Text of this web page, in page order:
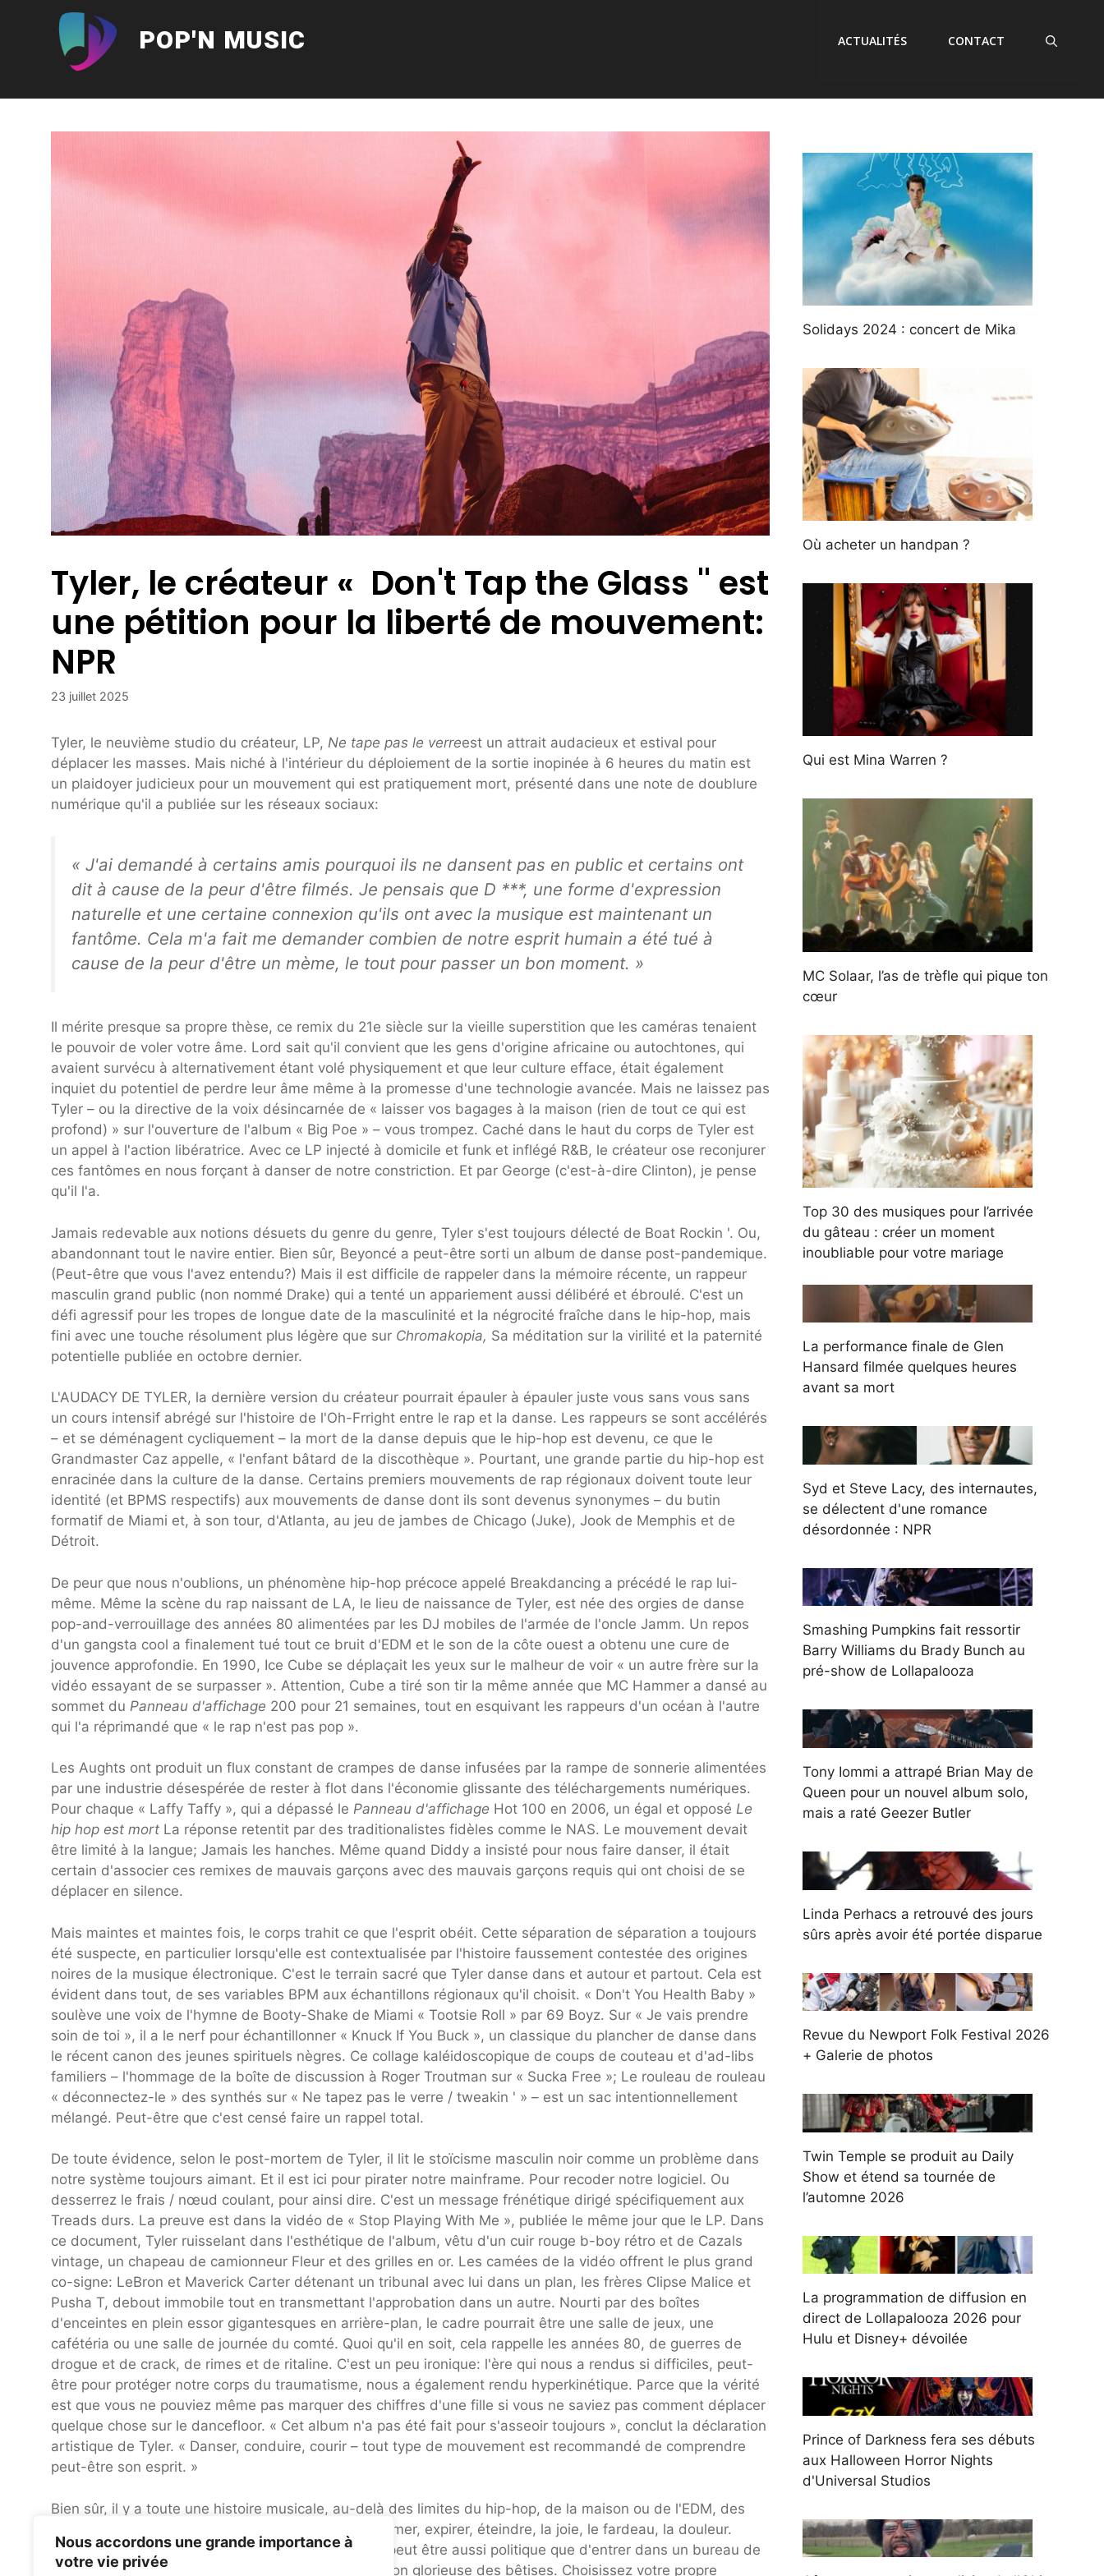
Nous accordons une grande importance à
votre vie privée
POP'N MUSIC ACTUALITÉS CONTACT
Tyler, le créateur « Don't Tap the Glass '' est
une pétition pour la liberté de mouvement:
NPR
23 juillet 2025
Tyler, le neuvième studio du créateur, LP, Ne tape pas le verreest un attrait audacieux et estival pour
déplacer les masses. Mais niché à l'intérieur du déploiement de la sortie inopinée à 6 heures du matin est
un plaidoyer judicieux pour un mouvement qui est pratiquement mort, présenté dans une note de doublure
numérique qu'il a publiée sur les réseaux sociaux:
« J'ai demandé à certains amis pourquoi ils ne dansent pas en public et certains ont
dit à cause de la peur d'être filmés. Je pensais que D ***, une forme d'expression
naturelle et une certaine connexion qu'ils ont avec la musique est maintenant un
fantôme. Cela m'a fait me demander combien de notre esprit humain a été tué à
cause de la peur d'être un mème, le tout pour passer un bon moment. »
Il mérite presque sa propre thèse, ce remix du 21e siècle sur la vieille superstition que les caméras tenaient
le pouvoir de voler votre âme. Lord sait qu'il convient que les gens d'origine africaine ou autochtones, qui
avaient survécu à alternativement étant volé physiquement et que leur culture efface, était également
inquiet du potentiel de perdre leur âme même à la promesse d'une technologie avancée. Mais ne laissez pas
Tyler – ou la directive de la voix désincarnée de « laisser vos bagages à la maison (rien de tout ce qui est
profond) » sur l'ouverture de l'album « Big Poe » – vous trompez. Caché dans le haut du corps de Tyler est
un appel à l'action libératrice. Avec ce LP injecté à domicile et funk et inflégé R&B, le créateur ose reconjurer
ces fantômes en nous forçant à danser de notre constriction. Et par George (c'est-à-dire Clinton), je pense
qu'il l'a.
Jamais redevable aux notions désuets du genre du genre, Tyler s'est toujours délecté de Boat Rockin '. Ou,
abandonnant tout le navire entier. Bien sûr, Beyoncé a peut-être sorti un album de danse post-pandemique.
(Peut-être que vous l'avez entendu?) Mais il est difficile de rappeler dans la mémoire récente, un rappeur
masculin grand public (non nommé Drake) qui a tenté un appariement aussi délibéré et ébroulé. C'est un
défi agressif pour les tropes de longue date de la masculinité et la négrocité fraîche dans le hip-hop, mais
fini avec une touche résolument plus légère que sur Chromakopia, Sa méditation sur la virilité et la paternité
potentielle publiée en octobre dernier.
L'AUDACY DE TYLER, la dernière version du créateur pourrait épauler à épauler juste vous sans vous sans
un cours intensif abrégé sur l'histoire de l'Oh-Frright entre le rap et la danse. Les rappeurs se sont accélérés
– et se déménagent cycliquement – la mort de la danse depuis que le hip-hop est devenu, ce que le
Grandmaster Caz appelle, « l'enfant bâtard de la discothèque ». Pourtant, une grande partie du hip-hop est
enracinée dans la culture de la danse. Certains premiers mouvements de rap régionaux doivent toute leur
identité (et BPMS respectifs) aux mouvements de danse dont ils sont devenus synonymes – du butin
formatif de Miami et, à son tour, d'Atlanta, au jeu de jambes de Chicago (Juke), Jook de Memphis et de
Détroit.
De peur que nous n'oublions, un phénomène hip-hop précoce appelé Breakdancing a précédé le rap lui-
même. Même la scène du rap naissant de LA, le lieu de naissance de Tyler, est née des orgies de danse
pop-and-verrouillage des années 80 alimentées par les DJ mobiles de l'armée de l'oncle Jamm. Un repos
d'un gangsta cool a finalement tué tout ce bruit d'EDM et le son de la côte ouest a obtenu une cure de
jouvence approfondie. En 1990, Ice Cube se déplaçait les yeux sur le malheur de voir « un autre frère sur la
vidéo essayant de se surpasser ». Attention, Cube a tiré son tir la même année que MC Hammer a dansé au
sommet du Panneau d'affichage 200 pour 21 semaines, tout en esquivant les rappeurs d'un océan à l'autre
qui l'a réprimandé que « le rap n'est pas pop ».
Les Aughts ont produit un flux constant de crampes de danse infusées par la rampe de sonnerie alimentées
par une industrie désespérée de rester à flot dans l'économie glissante des téléchargements numériques.
Pour chaque « Laffy Taffy », qui a dépassé le Panneau d'affichage Hot 100 en 2006, un égal et opposé Le
hip hop est mort La réponse retentit par des traditionalistes fidèles comme le NAS. Le mouvement devait
être limité à la langue; Jamais les hanches. Même quand Diddy a insisté pour nous faire danser, il était
certain d'associer ces remixes de mauvais garçons avec des mauvais garçons requis qui ont choisi de se
déplacer en silence.
Mais maintes et maintes fois, le corps trahit ce que l'esprit obéit. Cette séparation de séparation a toujours
été suspecte, en particulier lorsqu'elle est contextualisée par l'histoire faussement contestée des origines
noires de la musique électronique. C'est le terrain sacré que Tyler danse dans et autour et partout. Cela est
évident dans tout, de ses variables BPM aux échantillons régionaux qu'il choisit. « Don't You Health Baby »
soulève une voix de l'hymne de Booty-Shake de Miami « Tootsie Roll » par 69 Boyz. Sur « Je vais prendre
soin de toi », il a le nerf pour échantillonner « Knuck If You Buck », un classique du plancher de danse dans
le récent canon des jeunes spirituels nègres. Ce collage kaléidoscopique de coups de couteau et d'ad-libs
familiers – l'hommage de la boîte de discussion à Roger Troutman sur « Sucka Free »; Le rouleau de rouleau
« déconnectez-le » des synthés sur « Ne tapez pas le verre / tweakin ' » – est un sac intentionnellement
mélangé. Peut-être que c'est censé faire un rappel total.
De toute évidence, selon le post-mortem de Tyler, il lit le stoïcisme masculin noir comme un problème dans
notre système toujours aimant. Et il est ici pour pirater notre mainframe. Pour recoder notre logiciel. Ou
desserrez le frais / nœud coulant, pour ainsi dire. C'est un message frénétique dirigé spécifiquement aux
Treads durs. La preuve est dans la vidéo de « Stop Playing With Me », publiée le même jour que le LP. Dans
ce document, Tyler ruisselant dans l'esthétique de l'album, vêtu d'un cuir rouge b-boy rétro et de Cazals
vintage, un chapeau de camionneur Fleur et des grilles en or. Les camées de la vidéo offrent le plus grand
co-signe: LeBron et Maverick Carter détenant un tribunal avec lui dans un plan, les frères Clipse Malice et
Pusha T, debout immobile tout en transmettant l'approbation dans un autre. Nourti par des boîtes
d'enceintes en plein essor gigantesques en arrière-plan, le cadre pourrait être une salle de jeux, une
cafétéria ou une salle de journée du comté. Quoi qu'il en soit, cela rappelle les années 80, de guerres de
drogue et de crack, de rimes et de ritaline. C'est un peu ironique: l'ère qui nous a rendus si difficiles, peut-
être pour protéger notre corps du traumatisme, nous a également rendu hyperkinétique. Parce que la vérité
est que vous ne pouviez même pas marquer des chiffres d'une fille si vous ne saviez pas comment déplacer
quelque chose sur le dancefloor. « Cet album n'a pas été fait pour s'asseoir toujours », conclut la déclaration
artistique de Tyler. « Danser, conduire, courir – tout type de mouvement est recommandé de comprendre
peut-être son esprit. »
Bien sûr, il y a toute une histoire musicale, au-delà des limites du hip-hop, de la maison ou de l'EDM, des
noirs en particulier, en utilisant leur corps pour exprimer, expirer, éteindre, la joie, le fardeau, la douleur.
Transformer la pression en plaisir avant d'exploser peut être aussi politique que d'entrer dans un bureau de
vote pour voter. Il peut également s'agir d'une évasion glorieuse des bêtises. Choisissez votre propre
Solidays 2024 : concert de Mika
Où acheter un handpan ?
Qui est Mina Warren ?
MC Solaar, l’as de trèfle qui pique ton
cœur
Top 30 des musiques pour l’arrivée
du gâteau : créer un moment
inoubliable pour votre mariage
La performance finale de Glen
Hansard filmée quelques heures
avant sa mort
Syd et Steve Lacy, des internautes,
se délectent d'une romance
désordonnée : NPR
Smashing Pumpkins fait ressortir
Barry Williams du Brady Bunch au
pré-show de Lollapalooza
Tony Iommi a attrapé Brian May de
Queen pour un nouvel album solo,
mais a raté Geezer Butler
Linda Perhacs a retrouvé des jours
sûrs après avoir été portée disparue
Revue du Newport Folk Festival 2026
+ Galerie de photos
Twin Temple se produit au Daily
Show et étend sa tournée de
l’automne 2026
La programmation de diffusion en
direct de Lollapalooza 2026 pour
Hulu et Disney+ dévoilée
Prince of Darkness fera ses débuts
aux Halloween Horror Nights
d'Universal Studios